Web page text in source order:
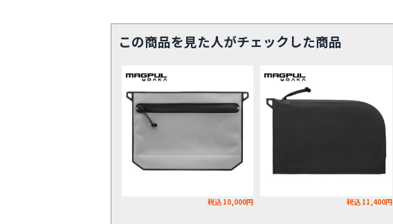
この商品を見た人がチェックした商品
税込 10,000円 税込 11,400円